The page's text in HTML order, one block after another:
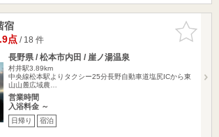
お気に入
りに追加
宿
点/ 18 件
長野県 / 松本市内田 / 崖ノ湯温泉
村井駅3.89km
中央線松本駅よりタクシー25分長野自動車道塩尻ICから東
山山麓広域農…
営業時間
入浴料金 ～
日帰り 宿泊